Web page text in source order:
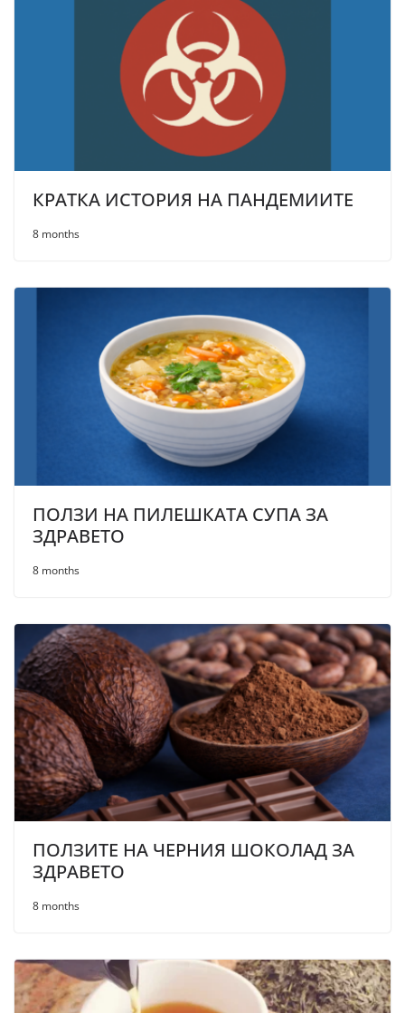
КРАТКА ИСТОРИЯ НА ПАНДЕМИИТЕ
8 months
ПОЛЗИ НА ПИЛЕШКАТА СУПА ЗА
ЗДРАВЕТО
8 months
ПОЛЗИТЕ НА ЧЕРНИЯ ШОКОЛАД ЗА
ЗДРАВЕТО
8 months